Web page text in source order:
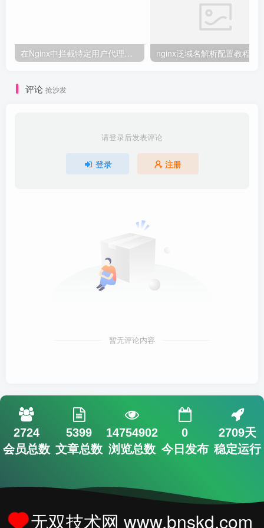
在Nginx中拦截特定用户代理的教程 nginx泛域名解析配置教程
评论 抢沙发
请登录后发表评论
登录 注册
暂无评论内容
2724
会员总数
5399
文章总数
14754902
浏览总数
0
今日发布
2709天
稳定运行
无双技术网 www.bnskd.com